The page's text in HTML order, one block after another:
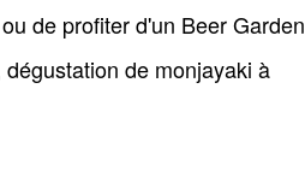
de profiter d'un Beer Garden
de monjayaki à